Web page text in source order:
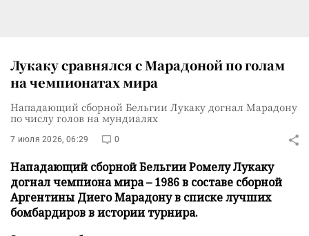
Лукаку сравнялся с Марадоной по голам
на чемпионатах мира
Нападающий сборной Бельгии Лукаку догнал Марадону
по числу голов на мундиалях
7 июля 2026, 06:29 0
Нападающий сборной Бельгии Ромелу Лукаку
догнал чемпиона мира – 1986 в составе сборной
Аргентины Диего Марадону в списке лучших
бомбардиров в истории турнира.